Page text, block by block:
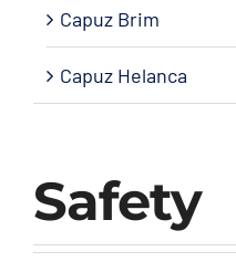
Safety
Capuz Brim
Capuz Helanca